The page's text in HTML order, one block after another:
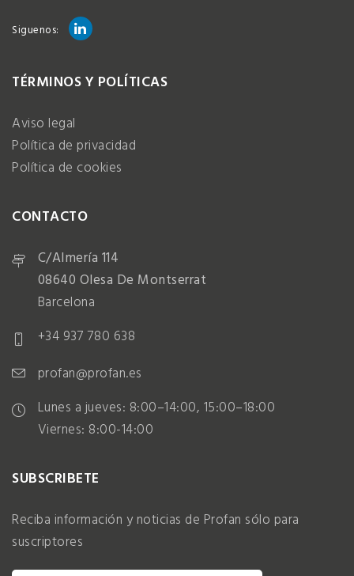
Siguenos:
TÉRMINOS Y POLÍTICAS
Aviso legal
Política de privacidad
Política de cookies
CONTACTO
C/Almería 114
08640 Olesa De Montserrat
Barcelona
+34 937 780 638
profan@profan.es
Lunes a jueves: 8:00–14:00, 15:00–18:00
Viernes: 8:00-14:00
SUBSCRIBETE
Reciba información y noticias de Profan sólo para
suscriptores